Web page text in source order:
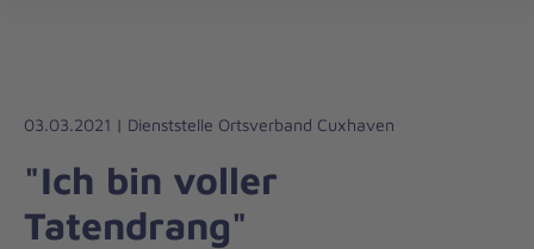
03.03.2021 | Dienststelle Ortsverband Cuxhaven
"Ich bin voller
Tatendrang"